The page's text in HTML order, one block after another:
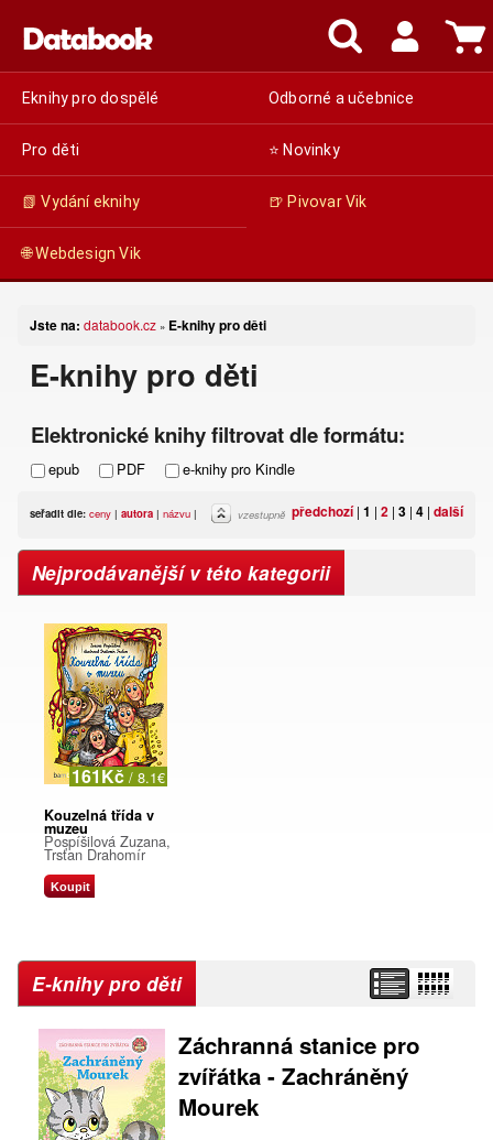
Eknihy pro dospělé Odborné a učebnice
Pro děti ⭐ Novinky
📗 Vydání eknihy 🍺 Pivovar Vik
🌐 Webdesign Vik
Jste na: databook.cz » E-knihy pro děti
E-knihy pro děti
Elektronické knihy filtrovat dle formátu:
epub PDF e-knihy pro Kindle
předchozí| 1 | 2 | 3 | 4 | další
seřadit dle: ceny | autora | názvu | vzestupně
Nejprodávanější v této kategorii
161Kč / 8.1€
Kouzelná třída v
muzeu
Pospíšilová Zuzana,
Trsťan Drahomír
Koupit
E-knihy pro děti
Záchranná stanice pro
zvířátka - Zachráněný
Mourek